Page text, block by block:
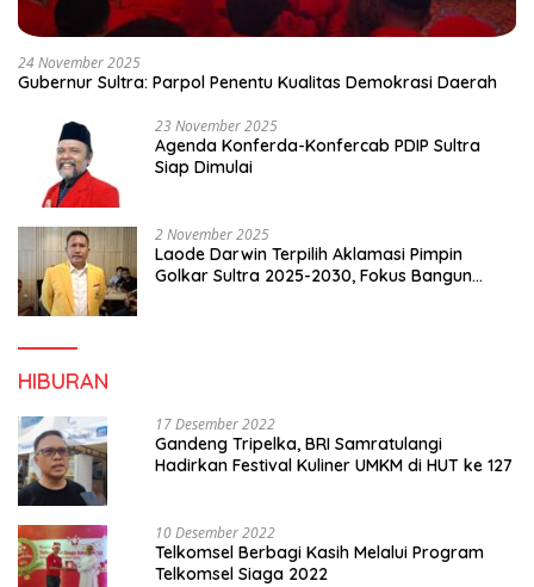
24 November 2025
Gubernur Sultra: Parpol Penentu Kualitas Demokrasi Daerah
23 November 2025
Agenda Konferda-Konfercab PDIP Sultra
Siap Dimulai
2 November 2025
Laode Darwin Terpilih Aklamasi Pimpin
Golkar Sultra 2025-2030, Fokus Bangun
HIBURAN
17 Desember 2022
Gandeng Tripelka, BRI Samratulangi
Hadirkan Festival Kuliner UMKM di HUT ke 127
10 Desember 2022
Telkomsel Berbagi Kasih Melalui Program
Telkomsel Siaga 2022